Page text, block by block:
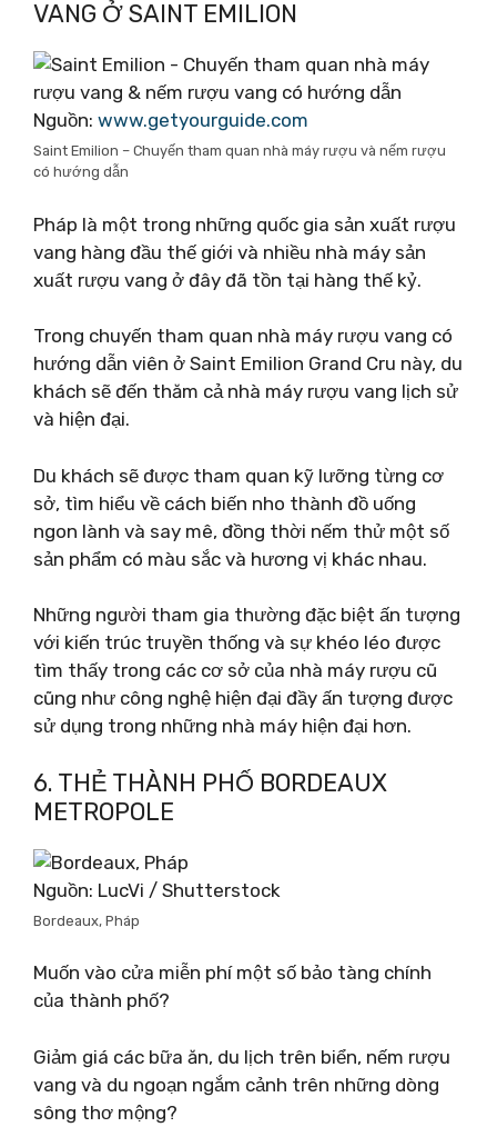
VANG Ở SAINT EMILION
Nguồn: www.getyourguide.com
Saint Emilion – Chuyến tham quan nhà máy rượu và nếm rượu
có hướng dẫn
Pháp là một trong những quốc gia sản xuất rượu
vang hàng đầu thế giới và nhiều nhà máy sản
xuất rượu vang ở đây đã tồn tại hàng thế kỷ.
Trong chuyến tham quan nhà máy rượu vang có
hướng dẫn viên ở Saint Emilion Grand Cru này, du
khách sẽ đến thăm cả nhà máy rượu vang lịch sử
và hiện đại.
Du khách sẽ được tham quan kỹ lưỡng từng cơ
sở, tìm hiểu về cách biến nho thành đồ uống
ngon lành và say mê, đồng thời nếm thử một số
sản phẩm có màu sắc và hương vị khác nhau.
Những người tham gia thường đặc biệt ấn tượng
với kiến ​​trúc truyền thống và sự khéo léo được
tìm thấy trong các cơ sở của nhà máy rượu cũ
cũng như công nghệ hiện đại đầy ấn tượng được
sử dụng trong những nhà máy hiện đại hơn.
6. THẺ THÀNH PHỐ BORDEAUX
METROPOLE
Nguồn: LucVi / Shutterstock
Bordeaux, Pháp
Muốn vào cửa miễn phí một số bảo tàng chính
của thành phố?
Giảm giá các bữa ăn, du lịch trên biển, nếm rượu
vang và du ngoạn ngắm cảnh trên những dòng
sông thơ mộng?